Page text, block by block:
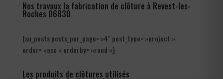
Nos travaux la fabrication de clôture à Revest-les-
Roches 06830
[su_posts posts_per_page= »4″ post_type= »project »
order= »asc » orderby= »rand »]
Les produits de clôtures utilisés